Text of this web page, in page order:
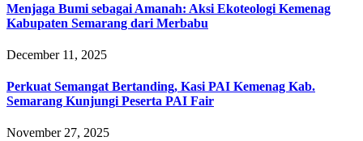
Menjaga Bumi sebagai Amanah: Aksi Ekoteologi Kemenag
Kabupaten Semarang dari Merbabu
December 11, 2025
Perkuat Semangat Bertanding, Kasi PAI Kemenag Kab.
Semarang Kunjungi Peserta PAI Fair
November 27, 2025